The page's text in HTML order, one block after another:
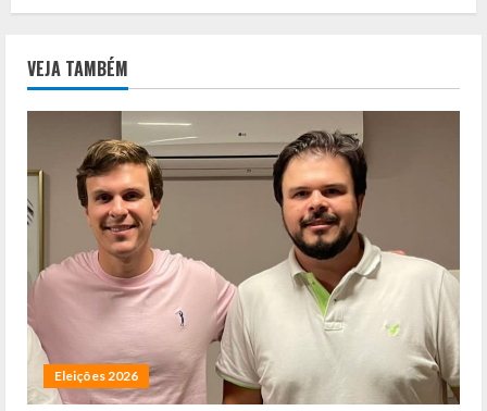
VEJA TAMBÉM
Eleições 2026